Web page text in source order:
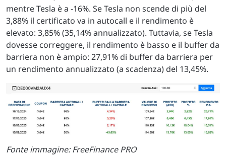
mentre Tesla è a -16%. Se Tesla non scende di più del
3,88% il certificato va in autocall e il rendimento è
elevato: 3,85% (35,14% annualizzato). Tuttavia, se Tesla
dovesse correggere, il rendimento è basso e il buffer da
barriera non è ampio: 27,91% di buffer da barriera per
un rendimento annualizzato (a scadenza) del 13,45%.
Fonte immagine: FreeFinance PRO